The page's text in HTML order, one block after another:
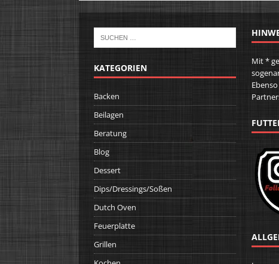
KATEGORIEN
Backen
Beilagen
Beratung
Blog
Dessert
Dips/Dressings/Soßen
Dutch Oven
Feuerplatte
Grillen
Mit *